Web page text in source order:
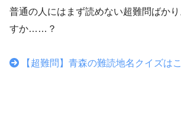
普通の人にはまず読めない超難問ばか
すか……？
【超難問】青森の難読地名クイズは